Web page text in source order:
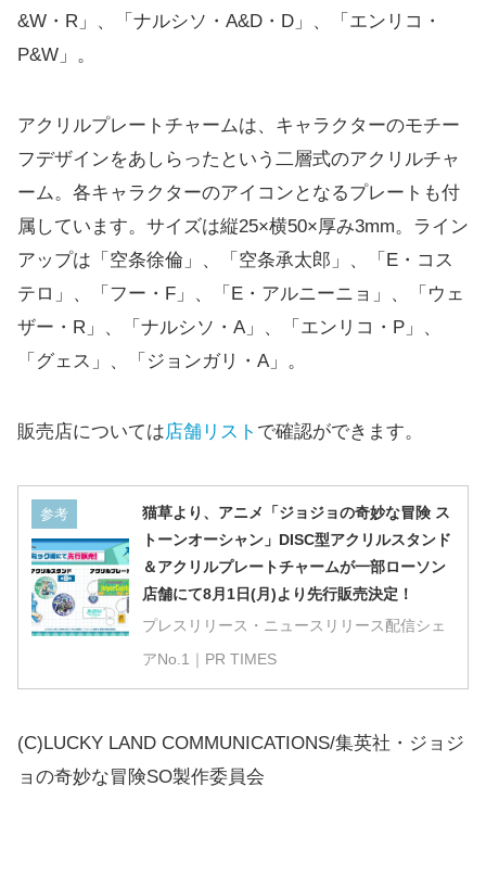
&W・R」、「ナルシソ・A&D・D」、「エンリコ・
P&W」。
アクリルプレートチャームは、キャラクターのモチー
フデザインをあしらったという二層式のアクリルチャ
ーム。各キャラクターのアイコンとなるプレートも付
属しています。サイズは縦25×横50×厚み3mm。ライン
アップは「空条徐倫」、「空条承太郎」、「E・コス
テロ」、「フー・F」、「E・アルニーニョ」、「ウェ
ザー・R」、「ナルシソ・A」、「エンリコ・P」、
「グェス」、「ジョンガリ・A」。
販売店については店舗リスト で確認ができます。
参考
猫草より、アニメ「ジョジョの奇妙な冒険 ス
トーンオーシャン」DISC型アクリルスタンド
＆アクリルプレートチャームが一部ローソン
店舗にて8月1日(月)より先行販売決定！
プレスリリース・ニュースリリース配信シェ
アNo.1｜PR TIMES
(C)LUCKY LAND COMMUNICATIONS/集英社・ジョジ
ョの奇妙な冒険SO製作委員会